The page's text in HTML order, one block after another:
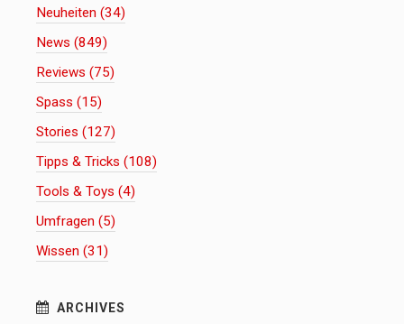
Neuheiten (34)
News (849)
Reviews (75)
Spass (15)
Stories (127)
Tipps & Tricks (108)
Tools & Toys (4)
Umfragen (5)
Wissen (31)